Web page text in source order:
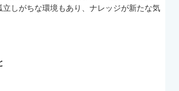
しがちな環境もあり、ナレッジが新たな気